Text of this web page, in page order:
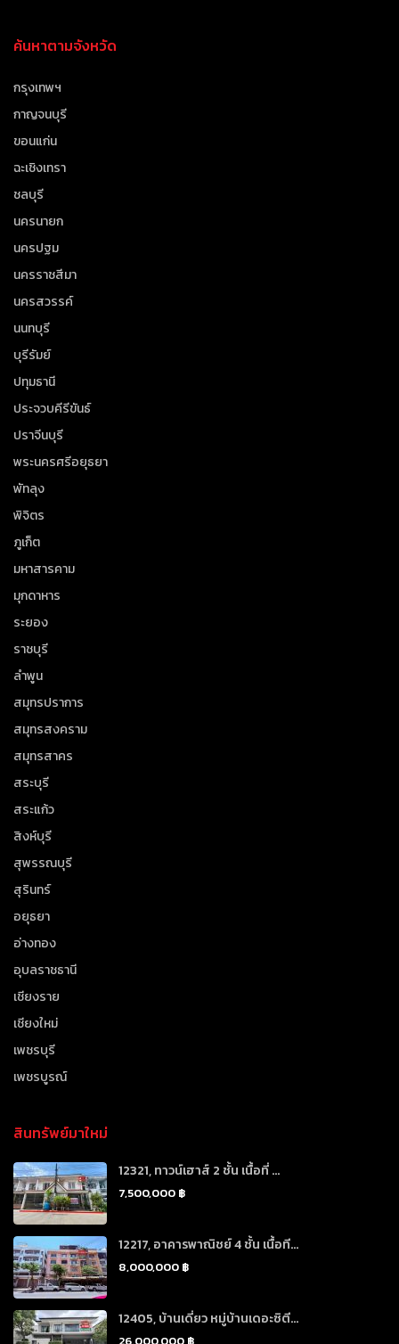
ค้นหาตามจังหวัด
กรุงเทพฯ
กาญจนบุรี
ขอนแก่น
ฉะเชิงเทรา
ชลบุรี
นครนายก
นครปฐม
นครราชสีมา
นครสวรรค์
นนทบุรี
บุรีรัมย์
ปทุมธานี
ประจวบคีรีขันธ์
ปราจีนบุรี
พระนครศรีอยุธยา
พัทลุง
พิจิตร
ภูเก็ต
มหาสารคาม
มุกดาหาร
ระยอง
ราชบุรี
ลำพูน
สมุทรปราการ
สมุทรสงคราม
สมุทรสาคร
สระบุรี
สระแก้ว
สิงห์บุรี
สุพรรณบุรี
สุรินทร์
อยุธยา
อ่างทอง
อุบลราชธานี
เชียงราย
เชียงใหม่
เพชรบุรี
เพชรบูรณ์
สินทรัพย์มาใหม่
12321, ทาวน์เฮาส์ 2 ชั้น เนื้อที่ ...
7,500,000 ฿
12217, อาคารพาณิชย์ 4 ชั้น เนื้อที...
8,000,000 ฿
12405, บ้านเดี่ยว หมู่บ้านเดอะซิตี...
26,000,000 ฿